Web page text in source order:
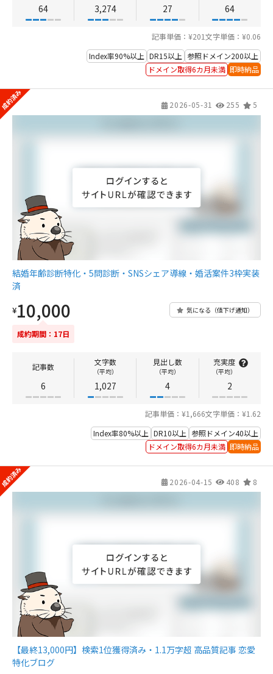
64 3,274 27 64
記事単価：¥201文字単価：¥0.06
Index率90%以上 DR15以上 参照ドメイン200以上
ドメイン取得6カ月未満 即時納品
2026-05-31 255 5
結婚年齢診断特化・5問診断・SNSシェア導線・婚活案件3枠実装
済
¥10,000 気になる（値下げ通知）
成約期間：17日
記事数
6
文字数
（平均）
1,027
見出し数
（平均）
4
充実度
（平均）
2
記事単価：¥1,666文字単価：¥1.62
Index率80%以上 DR10以上 参照ドメイン40以上
ドメイン取得6カ月未満 即時納品
2026-04-15 408 8
【最終13,000円】検索1位獲得済み・1.1万字超 高品質記事 恋愛
特化ブログ